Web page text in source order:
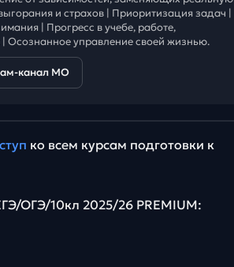
и страхов | Приоритизация задач |
| Прогресс в учебе, работе,
Осознанное управление своей жизнью.
канал МО
ко всем курсам подготовки к
ОГЭ/10кл 2025/26 PREMIUM: